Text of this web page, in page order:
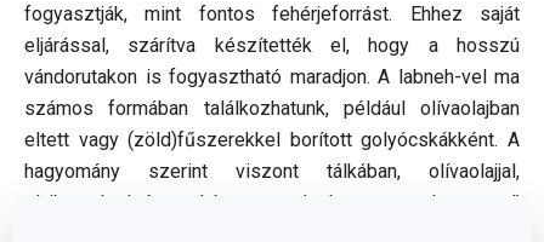
fogyasztják, mint fontos fehérjeforrást. Ehhez saját
eljárással, szárítva készítették el, hogy a hosszú
vándorutakon is fogyasztható maradjon. A labneh-vel ma
számos formában találkozhatunk, például olívaolajban
eltett vagy (zöld)fűszerekkel borított golyócskákként. A
hagyomány szerint viszont tálkában, olívaolajjal,
olajbogyóval és szárított mentával vagy a za’atar nevű